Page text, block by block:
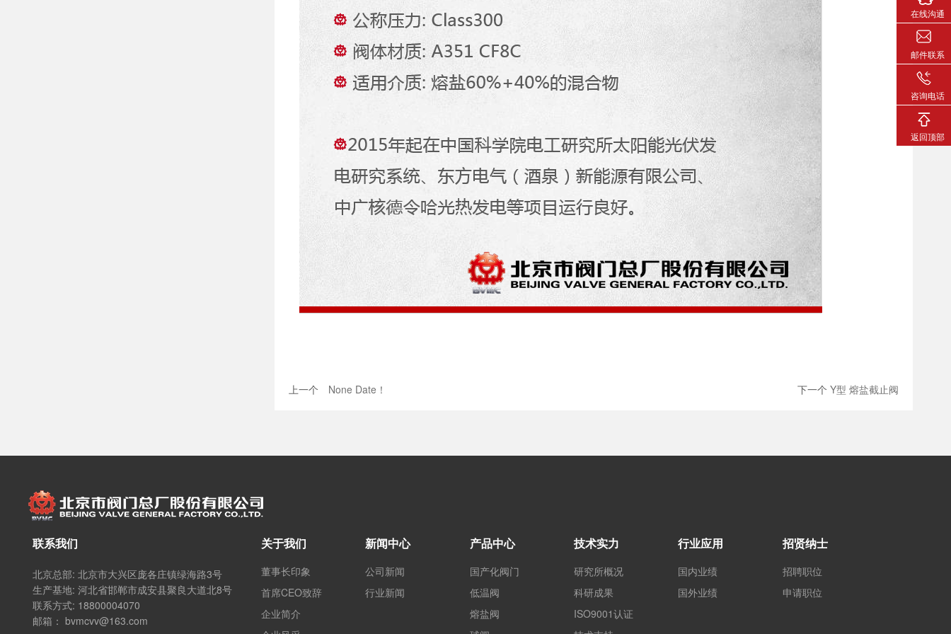
上一个 None Date！ 下一个 Y型 熔盐截止阀
联系我们
北京总部:北京市大兴区庞各庄镇绿海路3号
生产基地:河北省邯郸市成安县聚良大道北8号
联系方式: 18800004070
邮箱： bvmcvv@163.com
关于我们
董事长印象
首席CEO致辞
企业简介
新闻中心
公司新闻
行业新闻
产品中心
国产化阀门
低温阀
熔盐阀
技术实力
研究所概况
科研成果
ISO9001认证
行业应用
国内业绩
国外业绩
招贤纳士
招聘职位
申请职位
在线沟通
邮件联系
咨询电话
返回顶部